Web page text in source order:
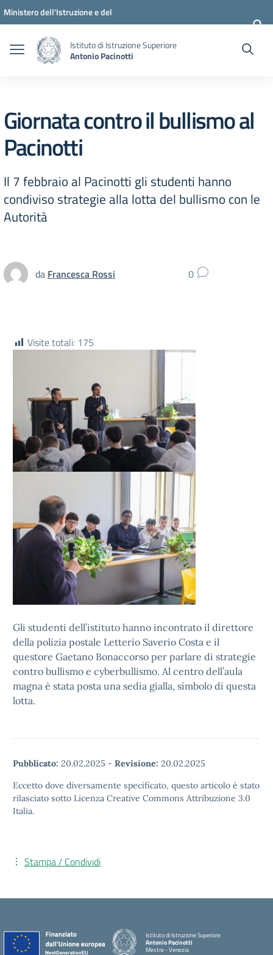
Vai ai contenuti
Vai al menu di navigazione
Vai al footer
Ministero dell'Istruzione e del
Istituto di Istruzione Superiore
Antonio Pacinotti
Giornata contro il bullismo al
Pacinotti
Il 7 febbraio al Pacinotti gli studenti hanno
condiviso strategie alla lotta del bullismo con le
Autorità
da Francesca Rossi 0
Visite totali: 175
Gli studenti dell’istituto hanno incontrato il direttore
della polizia postale Letterio Saverio Costa e il
questore Gaetano Bonaccorso per parlare di strategie
contro bullismo e cyberbullismo. Al centro dell’aula
magna è stata posta una sedia gialla, simbolo di questa
lotta.
Pubblicato: 20.02.2025 - Revisione: 20.02.2025
Eccetto dove diversamente specificato, questo articolo è stato
rilasciato sotto Licenza Creative Commons Attribuzione 3.0
Italia.
Stampa / Condividi
Istituto di Istruzione Superiore
Antonio Pacinotti
Mestre - Venezia